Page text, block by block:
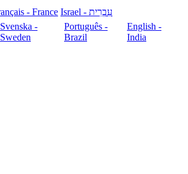
- France
עִבְרִית - Israel
Svenska -
Sweden
Português -
Brazil
English -
India